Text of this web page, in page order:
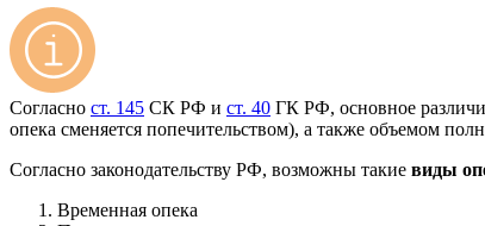
Согласно ст. 145 СК РФ и ст. 40 ГК РФ, основное
опека сменяется попечительством), а также объемом
Согласно законодательству РФ, возможны такие виды
Временная опека